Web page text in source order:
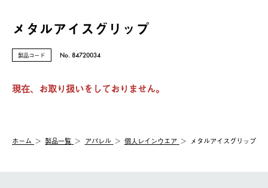
メタルアイスグリップ
製品コード No. 84720034
現在、お取り扱いをしておりません。
ホーム 製品⼀覧 アパレル 個人レインウエア メタルアイスグリップ